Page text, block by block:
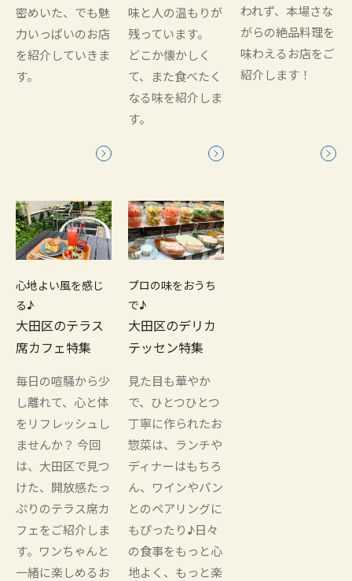
密めいた、でも魅
力いっぱいのお店
を紹介していきま
す。
味と人の温もりが
残っています。
どこか懐かしく
て、また食べたく
なる味を紹介しま
す。
われず、本場さな
がらの絶品料理を
味わえるお店をご
紹介します！
心地よい風を感じ
る♪
大田区のテラス
席カフェ特集
毎日の喧騒から少
し離れて、心と体
をリフレッシュし
ませんか？ 今回
は、大田区で見つ
けた、開放感たっ
ぷりのテラス席カ
フェをご紹介しま
す。ワンちゃんと
一緒に楽しめるお
プロの味をおうち
で♪
大田区のデリカ
テッセン特集
見た目も華やか
で、ひとつひとつ
丁寧に作られたお
惣菜は、ランチや
ディナーはもちろ
ん、ワインやパン
とのペアリングに
もぴったり♪日々
の食事をもっと心
地よく、もっと楽